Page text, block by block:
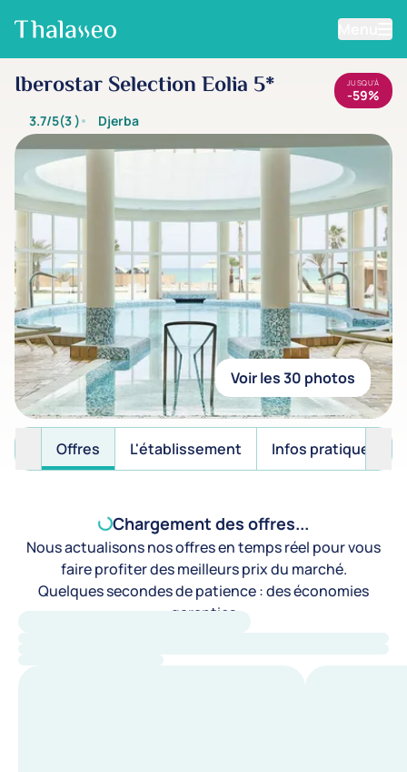
Aller au contenu principal
Iberostar Selection Eolia 5* JUSQU'À
-59%
3.7/5(3) Djerba
Voir les 30 photos
Offres L'établissement Infos pratiques
Chargement des offres...
Nous actualisons nos offres en temps réel pour vous
faire profiter des meilleurs prix du marché.
Quelques secondes de patience : des économies
garanties